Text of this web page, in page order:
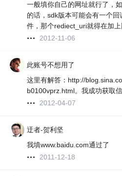
一般填你自己的网址就行了，
的话，sdk版本可能会有一个
件，那个rediect_uri就得在加
2012-11-06
此账号不想用了
这里有解答：http://
b0100vprz.html。我成功获取
2012-04-07
迂者-贺利坚
我填www.baidu.com通过了
2011-12-18